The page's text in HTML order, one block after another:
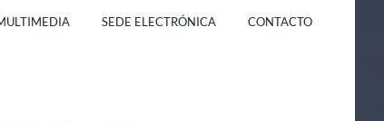
SEDE ELECTRÓNICA CONTACTO